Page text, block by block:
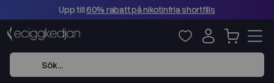
Upp till60% rabatt på nikotinfria shortfills